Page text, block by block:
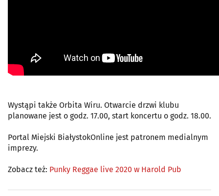
Wystąpi także Orbita Wiru. Otwarcie drzwi klubu
planowane jest o godz. 17.00, start koncertu o godz. 18.00.
Portal Miejski BiałystokOnline jest patronem medialnym
imprezy.
Zobacz też: Punky Reggae live 2020 w Harold Pub